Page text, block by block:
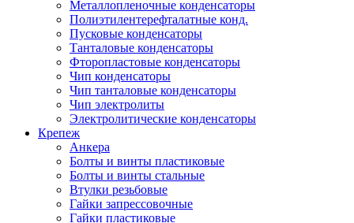
Металлопленочные конденсаторы
Полиэтилентерефталатные конд.
Пусковые конденсаторы
Танталовые конденсаторы
Фторопластовые конденсаторы
Чип конденсаторы
Чип танталовые конденсаторы
Чип электролиты
Электролитические конденсаторы
Крепеж
Анкера
Болты и винты пластиковые
Болты и винты стальные
Втулки резьбовые
Гайки запрессовочные
Гайки пластиковые